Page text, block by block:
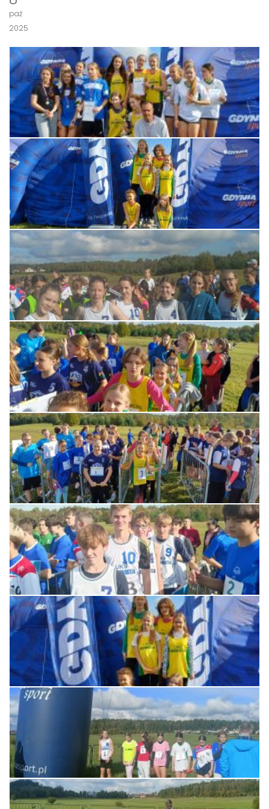
paź
2025